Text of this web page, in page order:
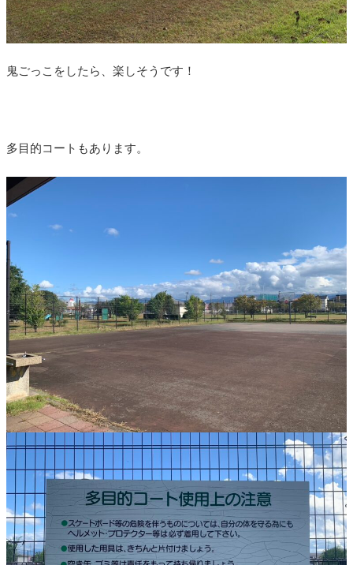
鬼ごっこをしたら、楽しそうです！
多目的コートもあります。